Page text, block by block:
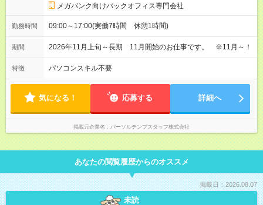
メガバンク向けバックオフィス専門会社
勤務時間 09:00～17:00(実働7時間 休憩1時間)
期間 2026年11月上旬～長期 11月開始のお仕事です。 ※11月～！
特徴 パソコンスキル不要
気になる！ 応募する 詳細へ
掲載元企業名 パーソルテンプスタッフ株式会社
あなたの閲覧履歴からのオススメ
掲載日：2026.08.07
未読